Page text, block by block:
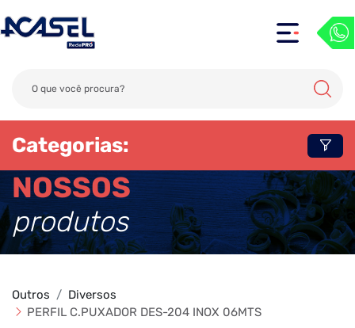
Categorias:
NOSSOS
produtos
Outros
Diversos
PERFIL C.PUXADOR DES-204 INOX 06MTS